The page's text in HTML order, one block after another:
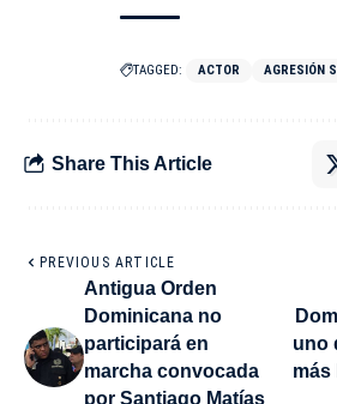
TAGGED: ACTOR AGRESIÓN
Share This Article
PREVIOUS ARTICLE
Antigua Orden
Dominicana no
participará en
marcha convocada
por Santiago Matías
uno
más